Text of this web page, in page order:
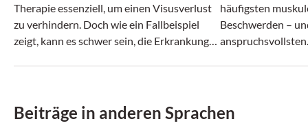
Therapie essenziell, um einen Visusverlust
zu verhindern. Doch wie ein Fallbeispiel
zeigt, kann es schwer sein, die Erkrankung
häufigsten
Beschwerden –
Beiträge in anderen Sprachen